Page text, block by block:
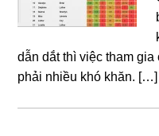
dẫn dắt thì việc tham
phải nhiều khó khăn. […]